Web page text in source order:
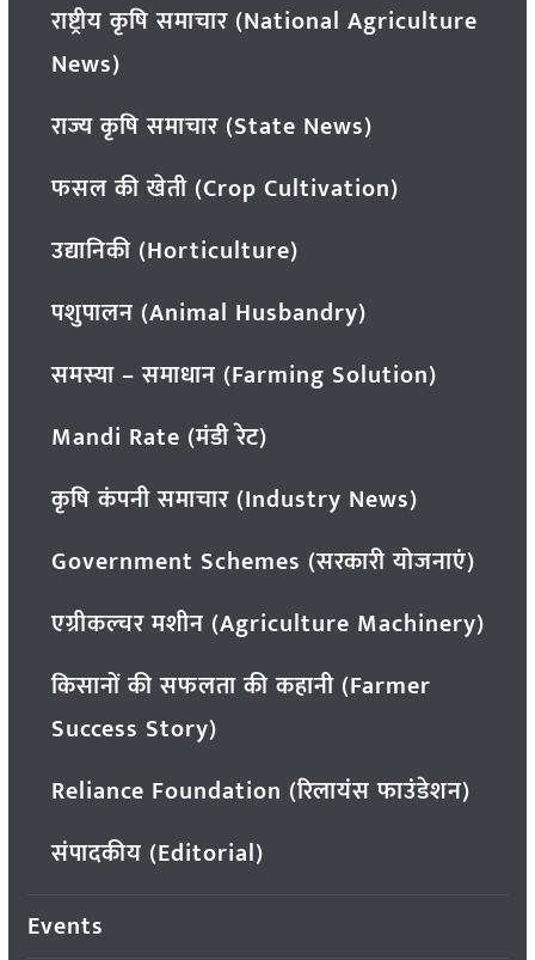
राष्ट्रीय कृषि समाचार (National Agriculture
News)
राज्य कृषि समाचार (State News)
फसल की खेती (Crop Cultivation)
उद्यानिकी (Horticulture)
पशुपालन (Animal Husbandry)
समस्या – समाधान (Farming Solution)
Mandi Rate (मंडी रेट)
कृषि कंपनी समाचार (Industry News)
Government Schemes (सरकारी योजनाएं)
एग्रीकल्चर मशीन (Agriculture Machinery)
किसानों की सफलता की कहानी (Farmer
Success Story)
Reliance Foundation (रिलायंस फाउंडेशन)
संपादकीय (Editorial)
Events